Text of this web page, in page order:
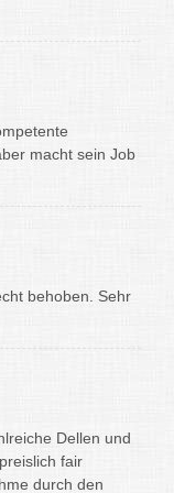
macht sein Job
behoben. Sehr
Dellen und
fair
durch den